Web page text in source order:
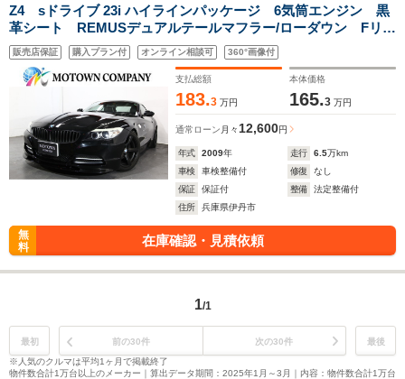
Z4 sドライブ 23i ハイラインパッケージ 6気筒エンジン 黒
革シート REMUSデュアルテールマフラー/ローダウン Fリッ
プエアロ ブラック17インチAW/ブラックキドニーグリル リ
アトランクスポイラー シートヒーター 電動シート カスタ
販売店保証 購入プラン付 オンライン相談可 360°画像付
支払総額
183.3 万円
本体価格
165.3 万円
通常ローン 月々 12,600円
年式 2009年 走行 6.5万km
車検
車検整備付 修復
なし
保証
保証付 整備
法定整備付
住所
兵庫県伊丹市
無
料
在庫確認・見積依頼
1/1
最初 前の30件 次の30件
最後
※人気のクルマは平均1ヶ月で掲載終了
物件数合計1万台以上のメーカー｜算出データ期間：2025年1月～3月｜内容：物件数合計1万台